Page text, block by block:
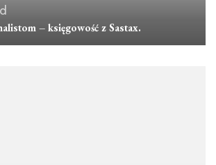
– księgowość z Sastax.